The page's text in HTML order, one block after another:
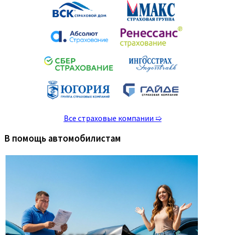
Все страховые компании ➯
В помощь автомобилистам